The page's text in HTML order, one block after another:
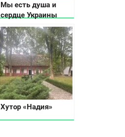
Мы есть душа и
сердце Украины
Хутор «Надия»